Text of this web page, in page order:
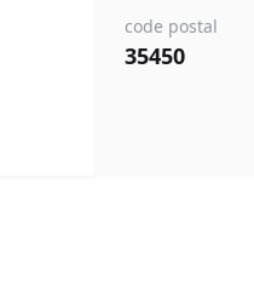
code postal
35450